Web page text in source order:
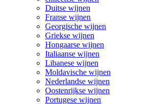
Duitse wijnen
Franse wijnen
Georgische wijnen
Griekse wijnen
Hongaarse wijnen
Italiaanse wijnen
Libanese wijnen
Moldavische wijnen
Nederlandse wijnen
Oostenrijkse wijnen
Portugese wijnen